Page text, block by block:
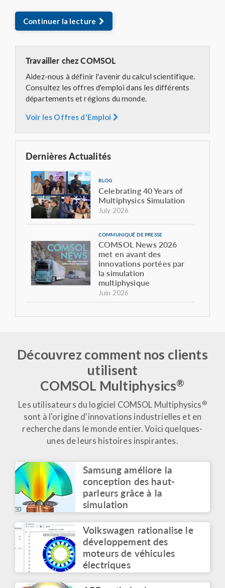
Continuer la lecture
Travailler chez COMSOL
Aidez-nous à définir l'avenir du calcul scientifique.
Consultez les offres d'emploi dans les différents
départements et régions du monde.
Voir les Offres d'Emploi
Dernières Actualités
BLOG
Celebrating 40 Years of
Multiphysics Simulation
July 2026
COMMUNIQUÉ DE PRESSE
COMSOL News 2026
met en avant des
innovations portées par
la simulation
multiphysique
Juin 2026
Juin 2026
ARTICLE DE BLOG
Mesurer les
performances dans le
beau jeu
Juin 2026
ARTICLE DE BLOG
Modéliser la beauté du
jeu : de la conception du
trivelas
Juin 2026
ARTICLE
Voxelgrids lance une
accessible en s'appuyant
sur des analyses
virtuelles
Juin 2026
Découvrez comment nos clients
utilisent
COMSOL Multiphysics®
Les utilisateurs du logiciel COMSOL Multiphysics ®
sont à l'origine d'innovations industrielles et en
recherche dans le monde entier. Voici quelques-
unes de leurs histoires inspirantes.
Samsung améliore la
conception des haut-
parleurs grâce à la
simulation
Volkswagen rationalise le
développement des
moteurs de véhicules
électriques